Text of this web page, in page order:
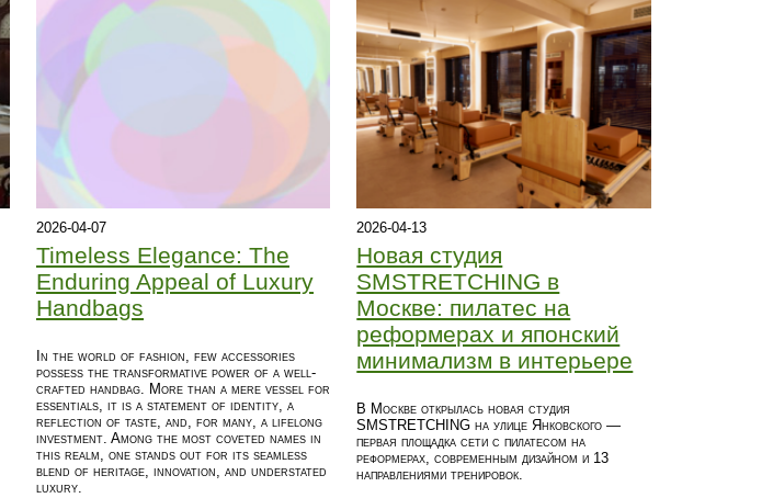
2026-04-07
Timeless Elegance: The
Enduring Appeal of Luxury
Handbags
In the world of fashion, few accessories
possess the transformative power of a well-
crafted handbag. More than a mere vessel for
essentials, it is a statement of identity, a
reflection of taste, and, for many, a lifelong
investment. Among the most coveted names in
this realm, one stands out for its seamless
blend of heritage, innovation, and understated
luxury.
2026-04-13
Новая студия
SMSTRETCHING в
Москве: пилатес на
реформерах и японский
минимализм в интерьере
В Москве открылась новая студия
SMSTRETCHING на улице Янковского —
первая площадка сети с пилатесом на
реформерах, современным дизайном и 13
направлениями тренировок.